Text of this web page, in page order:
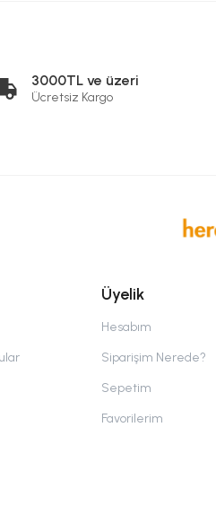
3000TL ve üzeri
Ücretsiz Kargo
Üyelik
Hesabım
Siparişim Nerede?
Sepetim
Favorilerim